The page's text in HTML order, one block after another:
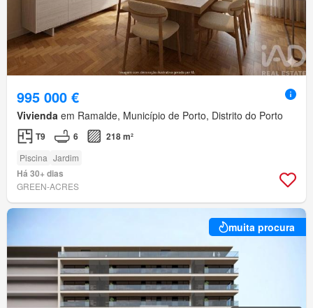
995 000 €
Vivienda em Ramalde, Município de Porto, Distrito do Porto
T9 6 218 m²
Piscina Jardim
Há 30+ dias
GREEN-ACRES
muita procura